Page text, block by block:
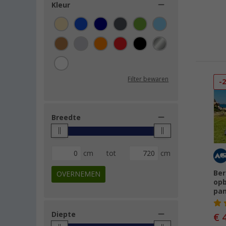
Bo-Camp (4)
Brand (4)
Easy Camp (4)
Camptime (3)
Outdoor Revolution (1)
Kleur
Filter bewaren
Breedte
cm tot cm
OVERNEMEN
Diepte
-
€